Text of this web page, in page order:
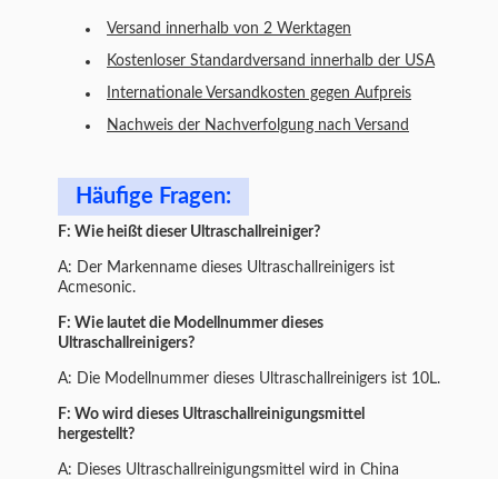
Versand innerhalb von 2 Werktagen
Kostenloser Standardversand innerhalb der USA
Internationale Versandkosten gegen Aufpreis
Nachweis der Nachverfolgung nach Versand
Häufige Fragen:
F: Wie heißt dieser Ultraschallreiniger?
A: Der Markenname dieses Ultraschallreinigers ist
Acmesonic.
F: Wie lautet die Modellnummer dieses
Ultraschallreinigers?
A: Die Modellnummer dieses Ultraschallreinigers ist 10L.
F: Wo wird dieses Ultraschallreinigungsmittel
hergestellt?
A: Dieses Ultraschallreinigungsmittel wird in China